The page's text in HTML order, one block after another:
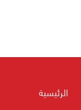
الرئيسية